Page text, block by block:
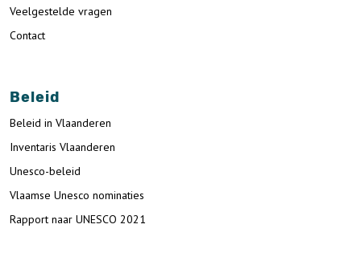
Veelgestelde vragen
Contact
Beleid
Beleid in Vlaanderen
Inventaris Vlaanderen
Unesco-beleid
Vlaamse Unesco nominaties
Rapport naar UNESCO 2021